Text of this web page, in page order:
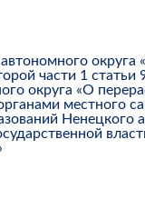
округа
части 1 статьи
округа «О
местного
Ненецкого